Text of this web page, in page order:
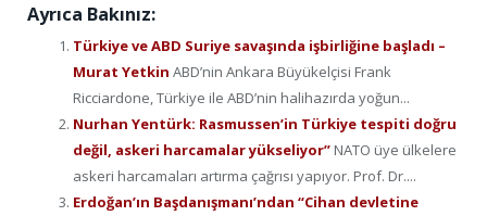
Ayrıca Bakınız:
Türkiye ve ABD Suriye savaşında işbirliğine başladı –
Murat Yetkin ABD’nin Ankara Büyükelçisi Frank
Ricciardone, Türkiye ile ABD’nin halihazırda yoğun...
Nurhan Yentürk: Rasmussen’in Türkiye tespiti doğru
değil, askeri harcamalar yükseliyor” NATO üye ülkelere
askeri harcamaları artırma çağrısı yapıyor. Prof. Dr....
Erdoğan’ın Başdanışmanı’ndan “Cihan devletine